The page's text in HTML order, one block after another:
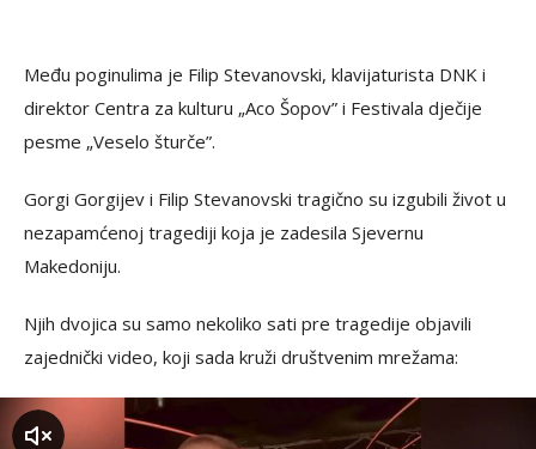
Među poginulima je Filip Stevanovski, klavijaturista DNK i
direktor Centra za kulturu „Aco Šopov” i Festivala dječije
pesme „Veselo šturče”.
Gorgi Gorgijev i Filip Stevanovski tragično su izgubili život u
nezapamćenoj tragediji koja je zadesila Sjevernu
Makedoniju.
Njih dvojica su samo nekoliko sati pre tragedije objavili
zajednički video, koji sada kruži društvenim mrežama: